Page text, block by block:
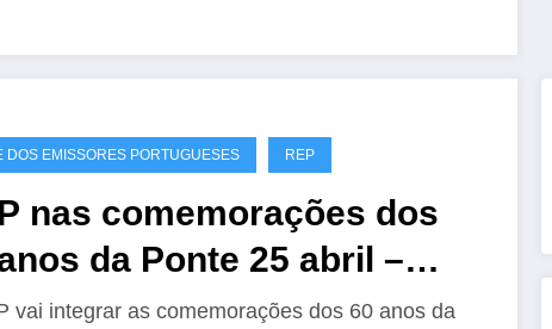
DOS EMISSORES PORTUGUESES REP
nas comemorações dos
da Ponte 25 abril –
vai integrar as comemorações dos 60 anos da